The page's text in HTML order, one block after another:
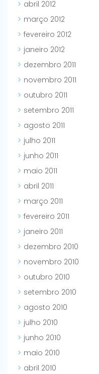
abril 2012
março 2012
fevereiro 2012
janeiro 2012
dezembro 2011
novembro 2011
outubro 2011
setembro 2011
agosto 2011
julho 2011
junho 2011
maio 2011
abril 2011
março 2011
fevereiro 2011
janeiro 2011
dezembro 2010
novembro 2010
outubro 2010
setembro 2010
agosto 2010
julho 2010
junho 2010
maio 2010
abril 2010